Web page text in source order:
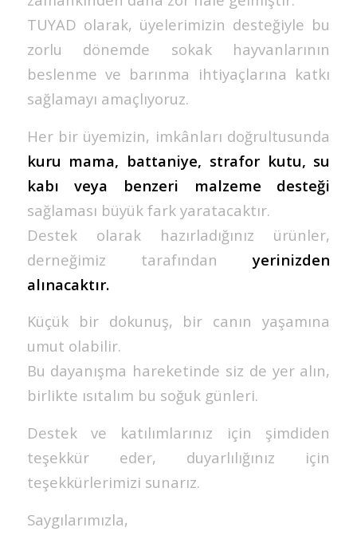
TUYAD olarak, üyelerimizin desteğiyle bu
zorlu dönemde sokak hayvanlarının
beslenme ve barınma ihtiyaçlarına katkı
sağlamayı amaçlıyoruz.
Her bir üyemizin, imkânları doğrultusunda
kuru mama, battaniye, strafor kutu, su
kabı veya benzeri malzeme desteği
sağlaması büyük fark yaratacaktır.
Destek olarak hazırladığınız ürünler,
derneğimiz tarafındanyerinizden
alınacaktır.
Küçük bir dokunuş, bir canın yaşamına
umut olabilir.
Bu dayanışma hareketinde siz de yer alın,
birlikte ısıtalım bu soğuk günleri.
Destek ve katılımlarınız için şimdiden
teşekkür eder, duyarlılığınız için
teşekkürlerimizi sunarız.
Saygılarımızla,